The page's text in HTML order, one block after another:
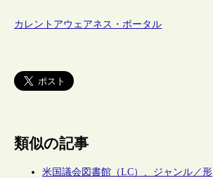
カレントアウェアネス・ポータル
類似の記事
米国議会図書館（LC）、ジャンル／形